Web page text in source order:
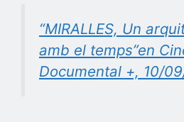
“MIRALLES, Un
amb el temps”en
Documental +, 10/